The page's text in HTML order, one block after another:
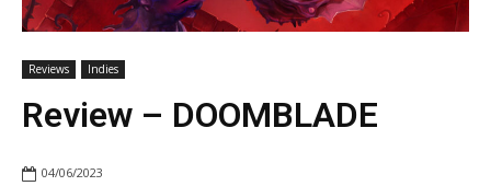
Reviews Indies
Review – DOOMBLADE
04/06/2023